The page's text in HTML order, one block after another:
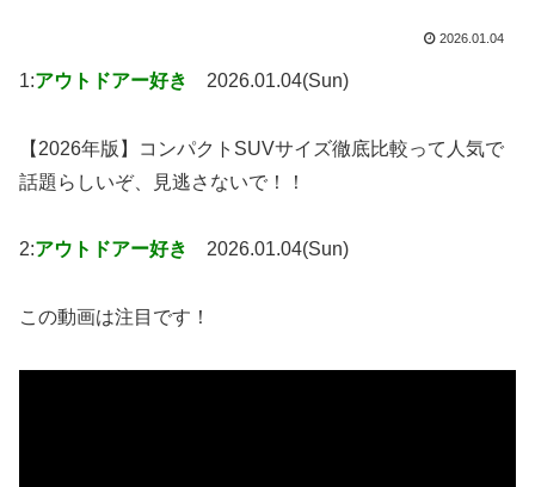
2026.01.04
1:アウトドアー好き 2026.01.04(Sun)
【2026年版】コンパクトSUVサイズ徹底比較って人気で
話題らしいぞ、見逃さないで！！
2:アウトドアー好き 2026.01.04(Sun)
この動画は注目です！